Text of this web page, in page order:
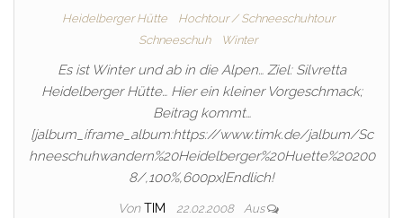
Heidelberger Hütte
Hochtour / Schneeschuhtour
Schneeschuh
Winter
Es ist Winter und ab in die Alpen… Ziel: Silvretta
Heidelberger Hütte… Hier ein kleiner Vorgeschmack;
Beitrag kommt…
[jalbum_iframe_album:https://www.timk.de/jalbum/Sc
hneeschuhwandern%20Heidelberger%20Huette%20200
8/,100%,600px]Endlich!
Von TIM 22.02.2008 Aus